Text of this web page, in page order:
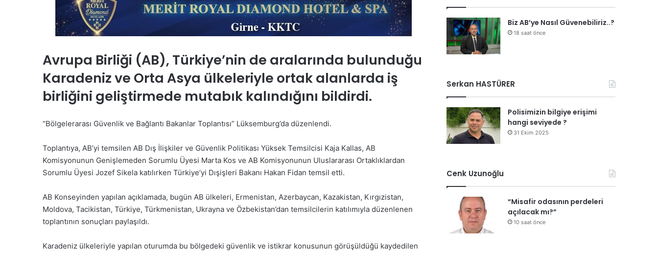
Avrupa Birliği (AB), Türkiye’nin de aralarında bulunduğu
Karadeniz ve Orta Asya ülkeleriyle ortak alanlarda iş
birliğini geliştirmede mutabık kalındığını bildirdi.
“Bölgelerarası Güvenlik ve Bağlantı Bakanlar Toplantısı” Lüksemburg’da düzenlendi.
Toplantıya, AB’yi temsilen AB Dış İlişkiler ve Güvenlik Politikası Yüksek Temsilcisi Kaja Kallas, AB
Komisyonunun Genişlemeden Sorumlu Üyesi Marta Kos ve AB Komisyonunun Uluslararası Ortaklıklardan
Sorumlu Üyesi Jozef Sikela katılırken Türkiye’yi Dışişleri Bakanı Hakan Fidan temsil etti.
AB Konseyinden yapılan açıklamada, bugün AB ülkeleri, Ermenistan, Azerbaycan, Kazakistan, Kırgızistan,
Moldova, Tacikistan, Türkiye, Türkmenistan, Ukrayna ve Özbekistan’dan temsilcilerin katılımıyla düzenlenen
toplantının sonuçları paylaşıldı.
Karadeniz ülkeleriyle yapılan oturumda bu bölgedeki güvenlik ve istikrar konusunun görüşüldüğü kaydedilen
Biz AB’ye Nasıl Güvenebiliriz..?
18 saat önce
Serkan HASTÜRER
Polisimizin bilgiye erişimi
hangi seviyede ?
31 Ekim 2025
Cenk Uzunoğlu
“Misafir odasının perdeleri
açılacak mı?”
10 saat önce